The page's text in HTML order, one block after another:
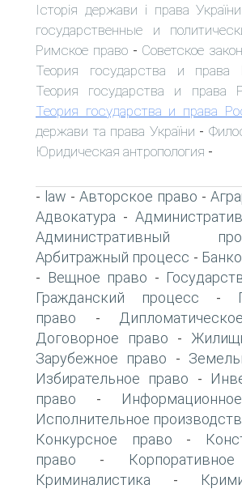
Історія держави і права України
государственные и
Римское право- Советское
Теория государства и права
Теория государства и права
Теория государства и права
держави та права України -
Юридическая антропология -
- law - Авторское право -
Адвокатура -
Административный
Арбитражный процесс -
- Вещное право -
Гражданский процесс -
право -
Договорное право -
Зарубежное право -
Избирательное право -
право -
Исполнительное
Конкурсное право -
право -
Криминалистика -